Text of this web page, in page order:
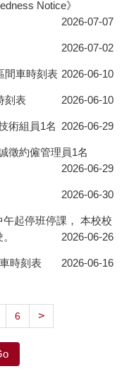
Notice》
2026-07-07
2026-07-02
間車時刻表 2026-06-10
刻表 2026-06-10
術組員1名 2026-06-29
徵約僱管理員1名
2026-06-29
2026-06-30
起停班停課， 本校校
2026-06-26
時刻表 2026-06-16
6 >